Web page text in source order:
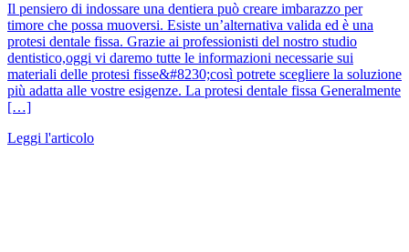
Il pensiero di indossare una dentiera può creare imbarazzo per
timore che possa muoversi. Esiste un’alternativa valida ed è una
protesi dentale fissa. Grazie ai professionisti del nostro studio
dentistico,oggi vi daremo tutte le informazioni necessarie sui
materiali delle protesi fisse&#8230;così potrete scegliere la soluzione
più adatta alle vostre esigenze. La protesi dentale fissa Generalmente
[…]
Leggi l'articolo